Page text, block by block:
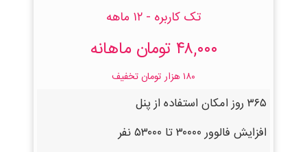
تک کاربره - ۱۲ ماهه
۴۸,۰۰۰ تومان ماهانه
۱۸۰ هزار تومان تخفیف
۳۶۵ روز امکان استفاده از پنل
افزایش فالوور ۳۰۰۰۰ تا ۵۳۰۰۰ نفر